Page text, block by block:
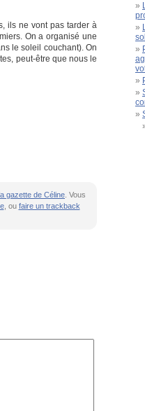
ils ne vont pas tarder à
On a organisé une
le soleil couchant). On
peut-être que nous le
gazette de Céline . Vous
, ou faire un trackback